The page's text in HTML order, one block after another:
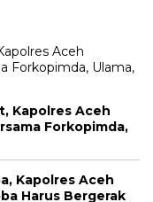
Kapolres Aceh
Forkopimda,
Kapolres Aceh
Harus Bergerak